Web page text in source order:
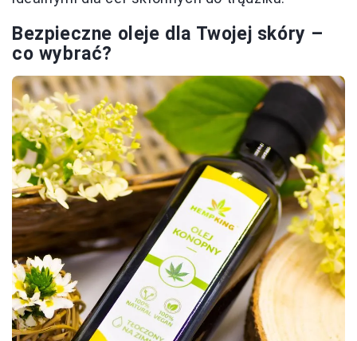
Bezpieczne oleje dla Twojej skóry –
co wybrać?